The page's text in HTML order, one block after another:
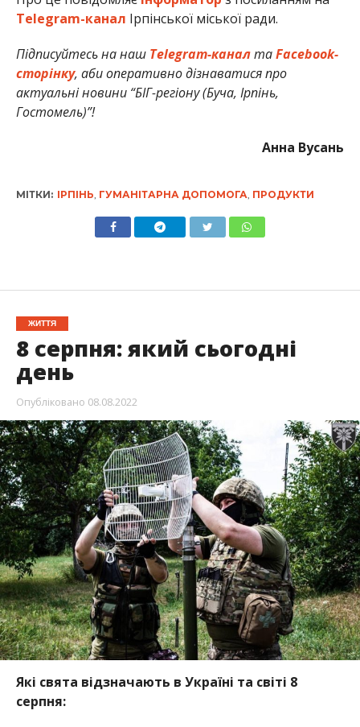
Telegram-канал Ірпінської міської ради.
Підписуйтесь на наш Telegram-каналтаFacebook-
сторінку, аби оперативно дізнаватися про
актуальні новини “БІГ-регіону (Буча, Ірпінь,
Гостомель)”!
Анна Вусань
МІТКИ: ІРПІНЬ ГУМАНІТАРНА ДОПОМОГА ПРОДУКТИ
ЖИТТЯ
8 серпня: який сьогодні
день
Опубліковано 08.08.2022
Які свята відзначають в Україні та світі 8
серпня: